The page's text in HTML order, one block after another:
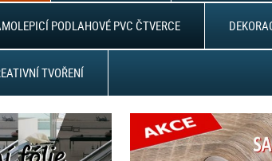
PODLAHOVÉ PVC ČTVERCE
TVOŘENÍ